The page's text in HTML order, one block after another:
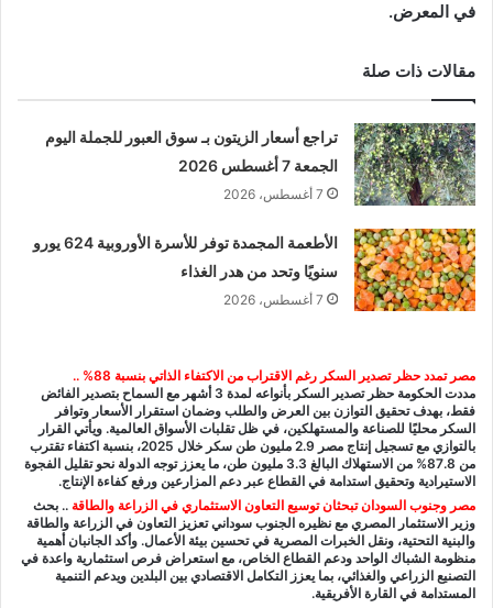
في المعرض.
مقالات ذات صلة
تراجع أسعار الزيتون بـ سوق العبور للجملة اليوم
الجمعة 7 أغسطس 2026
7 أغسطس، 2026
الأطعمة المجمدة توفر للأسرة الأوروبية 624 يورو
سنويًا وتحد من هدر الغذاء
7 أغسطس، 2026
مصر تمدد حظر تصدير السكر رغم الاقتراب من الاكتفاء الذاتي بنسبة 88% ..
مددت الحكومة حظر تصدير السكر بأنواعه لمدة 3 أشهر مع السماح بتصدير الفائض
فقط، بهدف تحقيق التوازن بين العرض والطلب وضمان استقرار الأسعار وتوافر
السكر محليًا للصناعة والمستهلكين، في ظل تقلبات الأسواق العالمية. ويأتي القرار
بالتوازي مع تسجيل إنتاج مصر 2.9 مليون طن سكر خلال 2025، بنسبة اكتفاء تقترب
من 87.8% من الاستهلاك البالغ 3.3 مليون طن، ما يعزز توجه الدولة نحو تقليل الفجوة
الاستيرادية وتحقيق استدامة في القطاع عبر دعم المزارعين ورفع كفاءة الإنتاج.
مصر وجنوب السودان تبحثان توسيع التعاون الاستثماري في الزراعة والطاقة .. بحث
وزير الاستثمار المصري مع نظيره الجنوب سوداني تعزيز التعاون في الزراعة والطاقة
والبنية التحتية، ونقل الخبرات المصرية في تحسين بيئة الأعمال. وأكد الجانبان أهمية
منظومة الشباك الواحد ودعم القطاع الخاص، مع استعراض فرص استثمارية واعدة في
التصنيع الزراعي والغذائي، بما يعزز التكامل الاقتصادي بين البلدين ويدعم التنمية
المستدامة في القارة الأفريقية.